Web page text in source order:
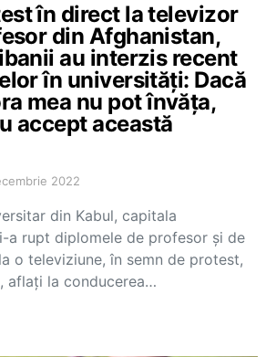
în direct la televizor
din Afghanistan,
au interzis recent
în universități: Dacă
mea nu pot învăța,
accept această
2022
din Kabul, capitala
a rupt diplomele de profesor și de
o televiziune, în semn de protest,
aflați la conducerea…